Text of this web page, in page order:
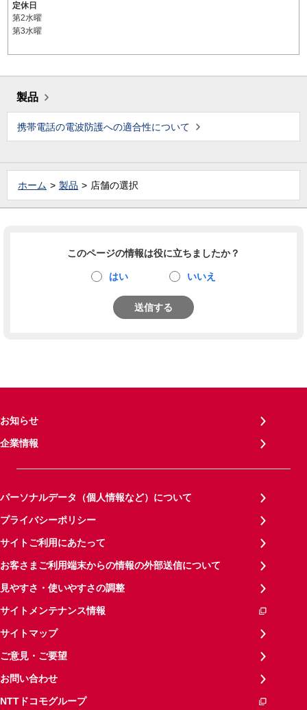
定休日
第2水曜
第3水曜
製品
携帯電話の電波防護への適合性について
ホーム 製品 店舗の選択
このページの情報は役に立ちましたか？
はい いいえ
送信する
お知らせ
企業情報
パーソナルデータ（個人情報など）について
プライバシーポリシー
サイトご利用にあたって
お客さまご利用端末からの情報の外部送信について
見やすさ・使いやすさの調整
サイトメンテナンス情報
サイトマップ
ご意見・ご要望
お問い合わせ
NTTドコモグループ